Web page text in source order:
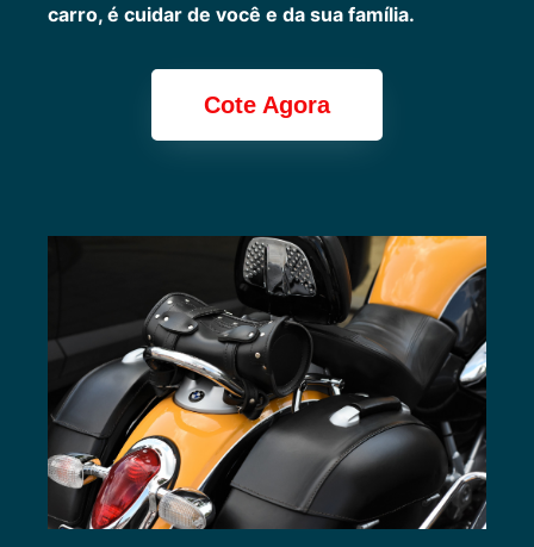
carro, é cuidar de você e da sua família.
Cote Agora